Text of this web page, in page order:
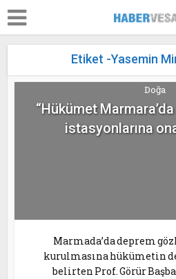
Etiket -Yasemin
Doğa
“Hükümet
istasyonlarına
Marmada’da deprem
kurulmasına hükümetin
belirten Prof. Görür